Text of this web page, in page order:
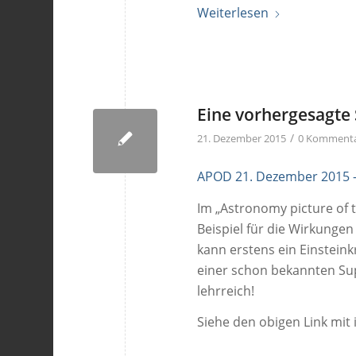
Weiterlesen
Eine
21. Dezember 2015 / 0
APOD 21. Dezember
Im „Astronomy picture of
Beispiel für die
kann erstens ein
einer schon bekannten
lehrreich!
Siehe den obigen Link